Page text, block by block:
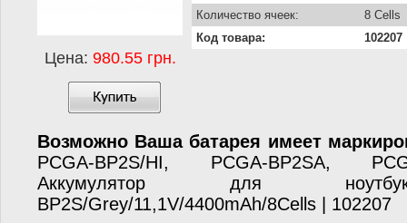
Цена: 980.55 грн.
Количество ячеек:
8 Cells
Код товара:
102207
Возможно Ваша батарея имеет
PCGA-BP2S/HI, PCGA-BP2SA,
Аккумулятор для
BP2S/Grey/11,1V/4400mAh/8Cells | 102207